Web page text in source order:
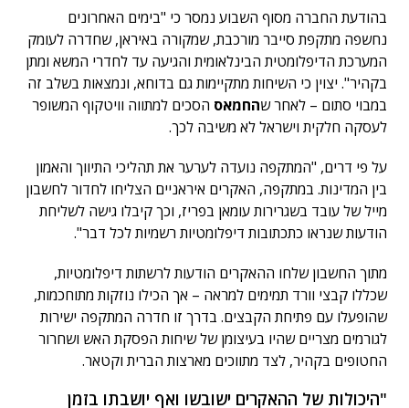
בהודעת החברה מסוף השבוע נמסר כי "בימים האחרונים
נחשפה מתקפת סייבר מורכבת, שמקורה באיראן, שחדרה לעומק
המערכת הדיפלומטית הבינלאומית והגיעה עד לחדרי המשא ומתן
בקהיר". יצוין כי השיחות מתקיימות גם בדוחא, ונמצאות בשלב זה
במבוי סתום – לאחר שהחמאס הסכים למתווה וויטקוף המשופר
לעסקה חלקית וישראל לא משיבה לכך.
על פי דרים, "המתקפה נועדה לערער את תהליכי התיווך והאמון
בין המדינות. במתקפה, האקרים איראניים הצליחו לחדור לחשבון
מייל של עובד בשגרירות עומאן בפריז, וכך קיבלו גישה לשליחת
הודעות שנראו כתכתובות דיפלומטיות רשמיות לכל דבר".
מתוך החשבון שלחו ההאקרים הודעות לרשתות דיפלומטיות,
שכללו קבצי וורד תמימים למראה – אך הכילו נוזקות מתוחכמות,
שהופעלו עם פתיחת הקבצים. בדרך זו חדרה המתקפה ישירות
לגורמים מצריים שהיו בעיצומן של שיחות הפסקת האש ושחרור
החטופים בקהיר, לצד מתווכים מארצות הברית וקטאר.
"היכולות של ההאקרים ישובשו ואף יושבתו בזמן